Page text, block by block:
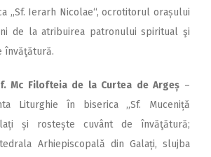
,,Sf. Ierarh Nicolae“, ocrotitorul orașului
de la atribuirea patronului spiritual şi
învăţătură.
Mc Filofteia de la Curtea de Argeș –
Liturghie în biserica ,,Sf. Muceniță
și rostește cuvânt de învăţătură;
Arhiepiscopală din Galați, slujba